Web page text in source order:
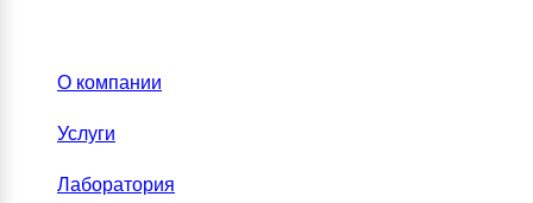
О компании
Услуги
Лаборатория